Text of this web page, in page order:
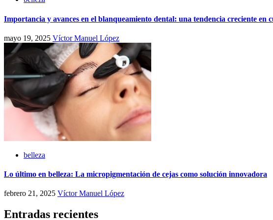
Importancia y avances en el blanqueamiento dental: una tendencia creciente en
mayo 19, 2025 Víctor Manuel López
belleza
Lo último en belleza: La micropigmentación de cejas como solución innovadora
febrero 21, 2025 Víctor Manuel López
Entradas recientes